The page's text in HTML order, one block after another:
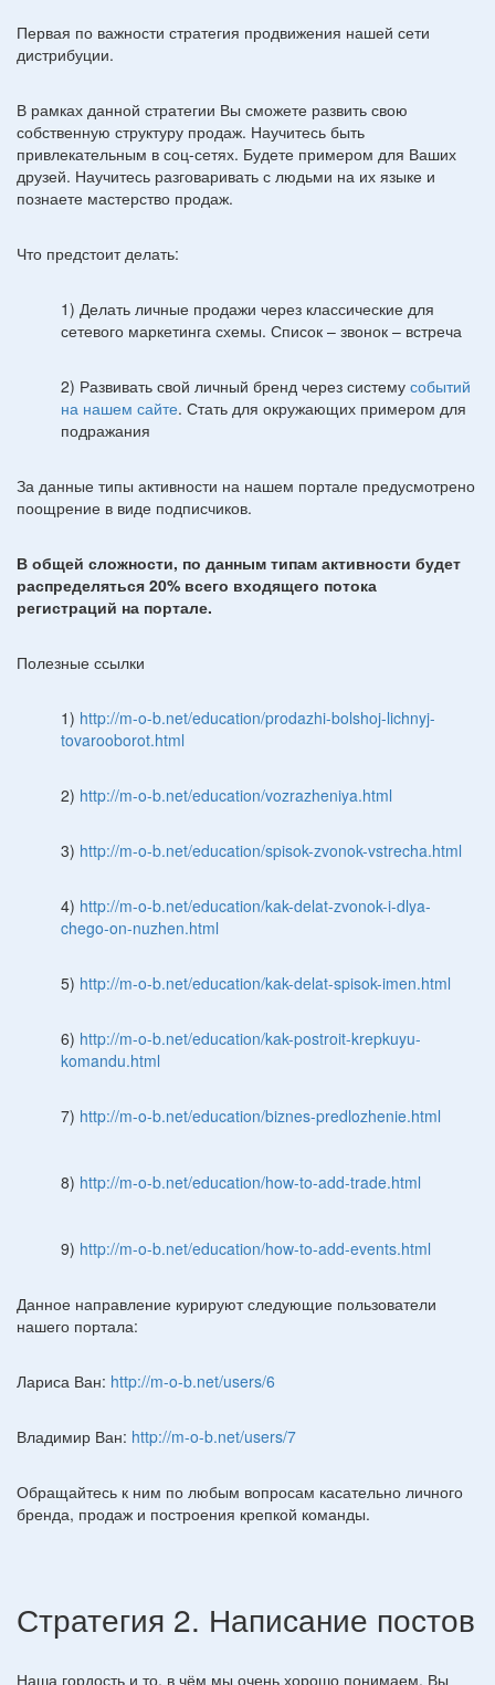
Первая по важности стратегия продвижения нашей сети
дистрибуции.
В рамках данной стратегии Вы сможете развить свою
собственную структуру продаж. Научитесь быть
привлекательным в соц-сетях. Будете примером для Ваших
друзей. Научитесь разговаривать с людьми на их языке и
познаете мастерство продаж.
Что предстоит делать:
1) Делать личные продажи через классические для
сетевого маркетинга схемы. Список – звонок – встреча
2) Развивать свой личный бренд через систему событий
на нашем сайте. Стать для окружающих примером для
подражания
За данные типы активности на нашем портале предусмотрено
поощрение в виде подписчиков.
В общей сложности, по данным типам активности будет
распределяться 20% всего входящего потока
регистраций на портале.
Полезные ссылки
1) http://m-o-b.net/education/prodazhi-bolshoj-lichnyj-
tovarooborot.html
2) http://m-o-b.net/education/vozrazheniya.html
3) http://m-o-b.net/education/spisok-zvonok-vstrecha.html
4) http://m-o-b.net/education/kak-delat-zvonok-i-dlya-
chego-on-nuzhen.html
5) http://m-o-b.net/education/kak-delat-spisok-imen.html
6) http://m-o-b.net/education/kak-postroit-krepkuyu-
komandu.html
7) http://m-o-b.net/education/biznes-predlozhenie.html
8) http://m-o-b.net/education/how-to-add-trade.html
9) http://m-o-b.net/education/how-to-add-events.html
Данное направление курируют следующие пользователи
нашего портала:
Лариса Ван: http://m-o-b.net/users/6
Владимир Ван: http://m-o-b.net/users/7
Обращайтесь к ним по любым вопросам касательно личного
бренда, продаж и построения крепкой команды.
Стратегия 2. Написание постов
Наша гордость и то, в чём мы очень хорошо понимаем. Вы